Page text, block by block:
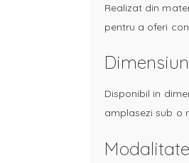
Realizat din
pentru a oferi
Disponibil in
amplasezi sub o